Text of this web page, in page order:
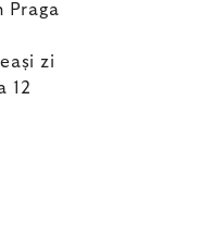
Praga
zi
12